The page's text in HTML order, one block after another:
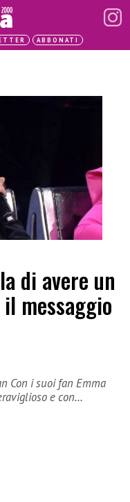
ABBONATI
di avere un
messaggio
Con i suoi fan Emma
e con…